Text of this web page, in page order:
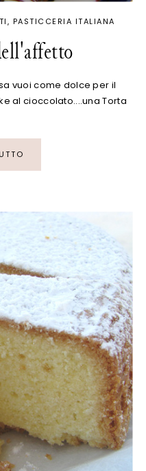
PASTICCERIA ITALIANA
vuoi come dolce per il
al cioccolato....una Torta